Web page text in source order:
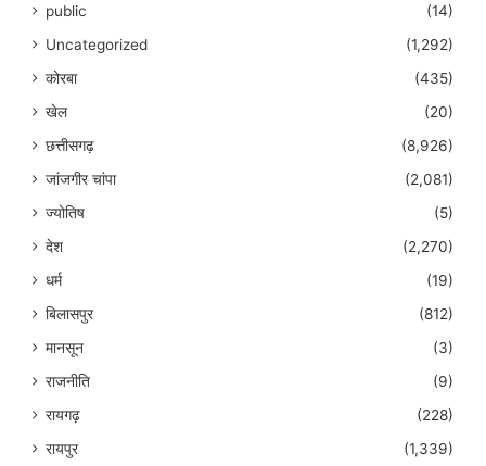
public
(14)
Uncategorized
(1,292)
कोरबा
(435)
खेल
(20)
छत्तीसगढ़
(8,926)
जांजगीर चांपा
(2,081)
ज्योतिष
(5)
देश
(2,270)
धर्म
(19)
बिलासपुर
(812)
मानसून
(3)
राजनीति
(9)
रायगढ़
(228)
रायपुर
(1,339)